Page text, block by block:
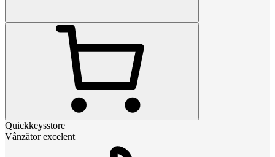
Quickkeysstore
Vânzător excelent